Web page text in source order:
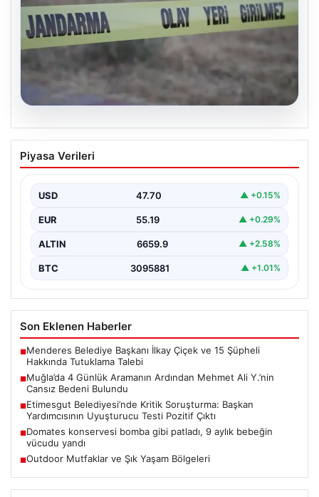
Muğla’da 4 Günlük Aramanın Ardından
Mehmet Ali Y.’nin Cansız Bedeni
Muğla’nın Seydikemer ilçesinde, dört gün boyunca
Piyasa Verileri
USD 47.70 ▲ +0.15%
EUR 55.19 ▲ +0.29%
ALTIN 6659.9 ▲ +2.58%
BTC 3095881 ▲ +1.01%
Son Eklenen Haberler
■Menderes Belediye Başkanı İlkay Çiçek ve 15 Şüpheli
Hakkında Tutuklama Talebi
■Muğla’da 4 Günlük Aramanın Ardından Mehmet Ali Y.’nin
Cansız Bedeni Bulundu
■Etimesgut Belediyesi’nde Kritik Soruşturma: Başkan
Yardımcısının Uyuşturucu Testi Pozitif Çıktı
■Domates konservesi bomba gibi patladı, 9 aylık bebeğin
vücudu yandı
■Outdoor Mutfaklar ve Şık Yaşam Bölgeleri